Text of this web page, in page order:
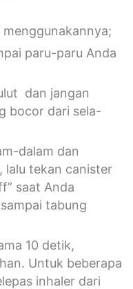
menggunakannya;
paru-paru Anda
dan jangan
bocor dari sela-
dalam dan
lalu tekan canister
saat Anda
tabung
10 detik,
Untuk beberapa
inhaler dari